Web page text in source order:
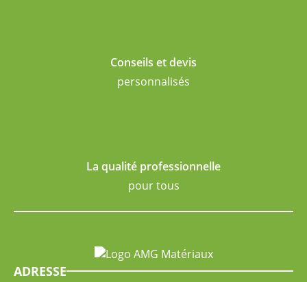
Conseils et devis
personnalisés
La qualité professionnelle
pour tous
ADRESSE